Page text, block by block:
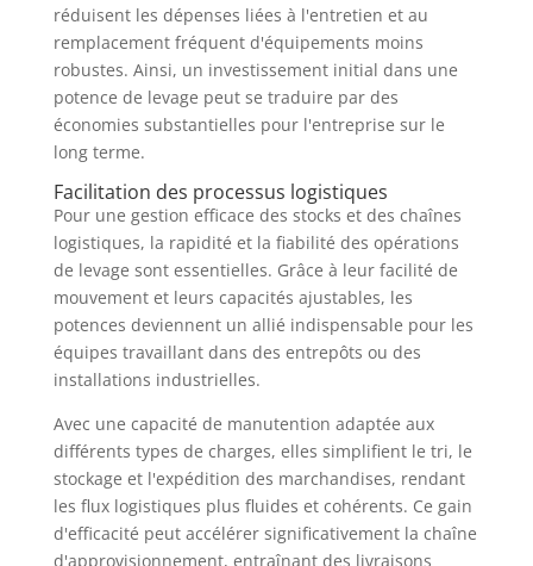
réduisent les dépenses liées à l'entretien et au
remplacement fréquent d'équipements moins
robustes. Ainsi, un investissement initial dans une
potence de levage peut se traduire par des
économies substantielles pour l'entreprise sur le
long terme.
Facilitation des processus logistiques
Pour une gestion efficace des stocks et des chaînes
logistiques, la rapidité et la fiabilité des opérations
de levage sont essentielles. Grâce à leur facilité de
mouvement et leurs capacités ajustables, les
potences deviennent un allié indispensable pour les
équipes travaillant dans des entrepôts ou des
installations industrielles.
Avec une capacité de manutention adaptée aux
différents types de charges, elles simplifient le tri, le
stockage et l'expédition des marchandises, rendant
les flux logistiques plus fluides et cohérents. Ce gain
d'efficacité peut accélérer significativement la chaîne
d'approvisionnement, entraînant des livraisons